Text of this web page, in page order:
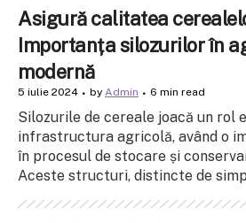
Asigură calitatea
Importanța silozurilor în
modernă
5 iulie 2024 by Admin 6 min read
Silozurile de cereale joacă un rol
infrastructura agricolă, având o
în procesul de stocare și
Aceste structuri, distincte de